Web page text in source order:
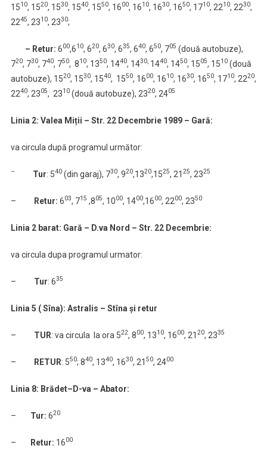
1510, 1520, 1530, 1540, 1550, 1600, 1610, 1630, 1650, 1710, 2210, 2230,
2245, 2310, 2330;
– Retur: 600,610, 620, 630, 635, 640, 650, 705 (două autobuze),
720, 730, 740, 750, 810, 1350, 1440, 1430,1440, 1450, 1505, 1510 (două
autobuze), 1520, 1530, 1540, 1550, 1600, 1610, 1630, 1650, 1710, 2220,
2240, 2305, 2310 (două autobuze), 2320, 2405
Linia 2: Valea Miții – Str. 22 Decembrie 1989 – Gară:
va circula după programul următor:
– Tur: 540(din garaj), 730, 920,1320,1525, 21 25, 2325
– Retur: 603, 715 ,805, 1000, 1400,1600, 2200, 2350
Linia 2 barat: Gară – D.va Nord – Str. 22 Decembrie:
va circula dupa programul urmator:
– Tur: 635
Linia 5 ( Sîna): Astralis – Stîna și retur
– TUR: va circula la ora 522, 800, 1310, 1600, 21 20, 2335
– RETUR: 550; 840, 1340, 1630, 21 50, 2400
Linia 8: Brădet–D-va – Abator:
– Tur: 620
– Retur: 1600